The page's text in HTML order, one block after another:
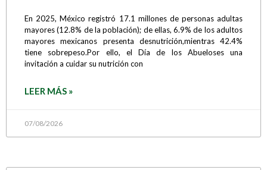
En 2025, México registró 17.1 millones de personas adultas
mayores (12.8% de la población); de ellas, 6.9% de los adultos
mayores mexicanos presenta desnutrición,mientras 42.4%
tiene sobrepeso.Por ello, el Día de los Abueloses una
invitación a cuidar su nutrición con
LEER MÁS »
07/08/2026